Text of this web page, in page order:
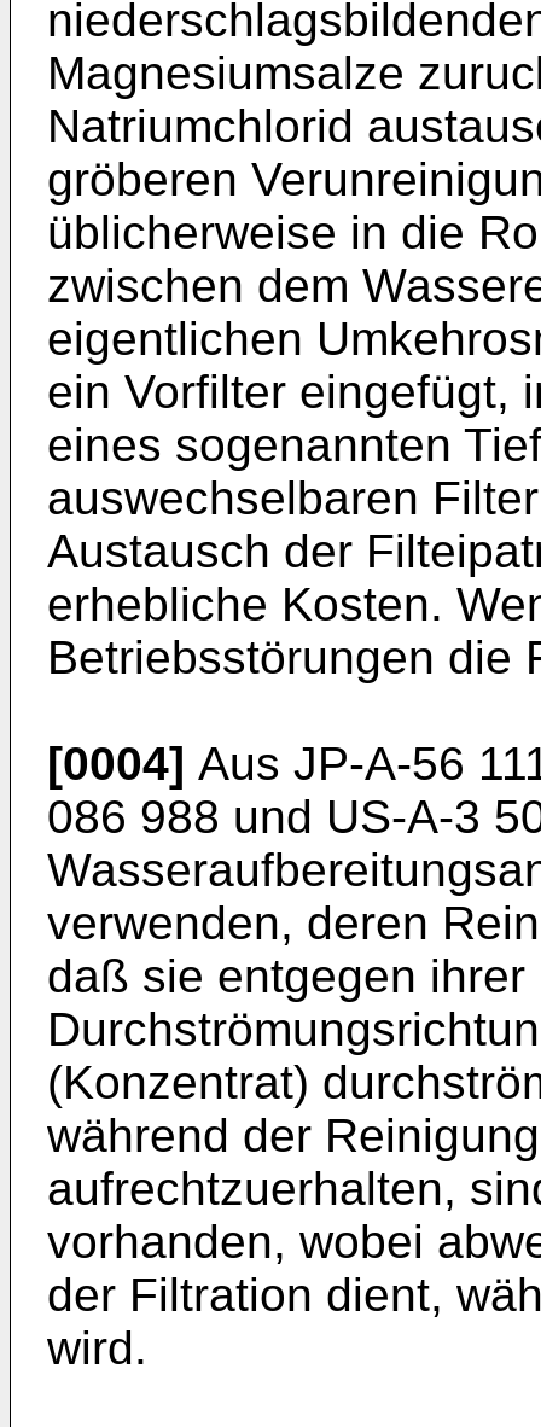
Magnesiumsalze
Natriumchlorid
gröberen
üblicherweise in die
zwischen dem
eigentlichen
ein Vorfilter eingefügt,
eines sogenannten
auswechselbaren
Austausch der
erhebliche Kosten.
Betriebsstörungen die
[0004] Aus JP-A-56
086 988 und US-A-3
verwenden, deren
daß sie entgegen ihrer
(Konzentrat)
während der
aufrechtzuerhalten,
vorhanden, wobei
der Filtration dient,
wird.